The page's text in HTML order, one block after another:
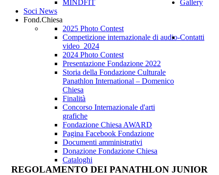
MINDFIT
Gallery
Soci News
Fond.Chiesa
2025 Photo Contest
Competizione internazionale di audio-
video_2024
2024 Photo Contest
Presentazione Fondazione 2022
Storia della Fondazione Culturale
Panathlon International – Domenico
Chiesa
Finalità
Concorso Internazionale d'arti
grafiche
Fondazione Chiesa AWARD
Pagina Facebook Fondazione
Documenti amministrativi
Donazione Fondazione Chiesa
Cataloghi
Contatti
REGOLAMENTO DEI PANATHLON JUNIOR